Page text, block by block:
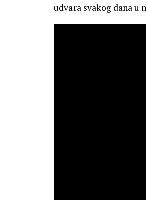
udvara svakog dana u